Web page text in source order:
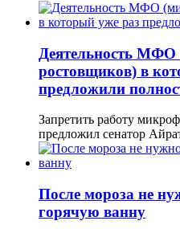
Деятельность
ростовщиков) в
предложили
Запретить работу
предложил сенатор
После мороза не
горячую ванну